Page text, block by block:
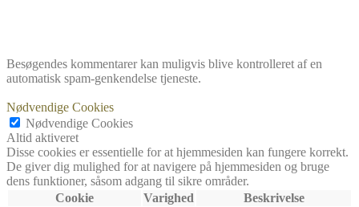
Besøgendes kommentarer kan muligvis blive kontrolleret af en
automatisk spam-genkendelse tjeneste.
Nødvendige Cookies
Nødvendige Cookies
Altid aktiveret
Disse cookies er essentielle for at hjemmesiden kan fungere korrekt.
De giver dig mulighed for at navigere på hjemmesiden og bruge
dens funktioner, såsom adgang til sikre områder.
Cookie
Varighed Beskrivelse